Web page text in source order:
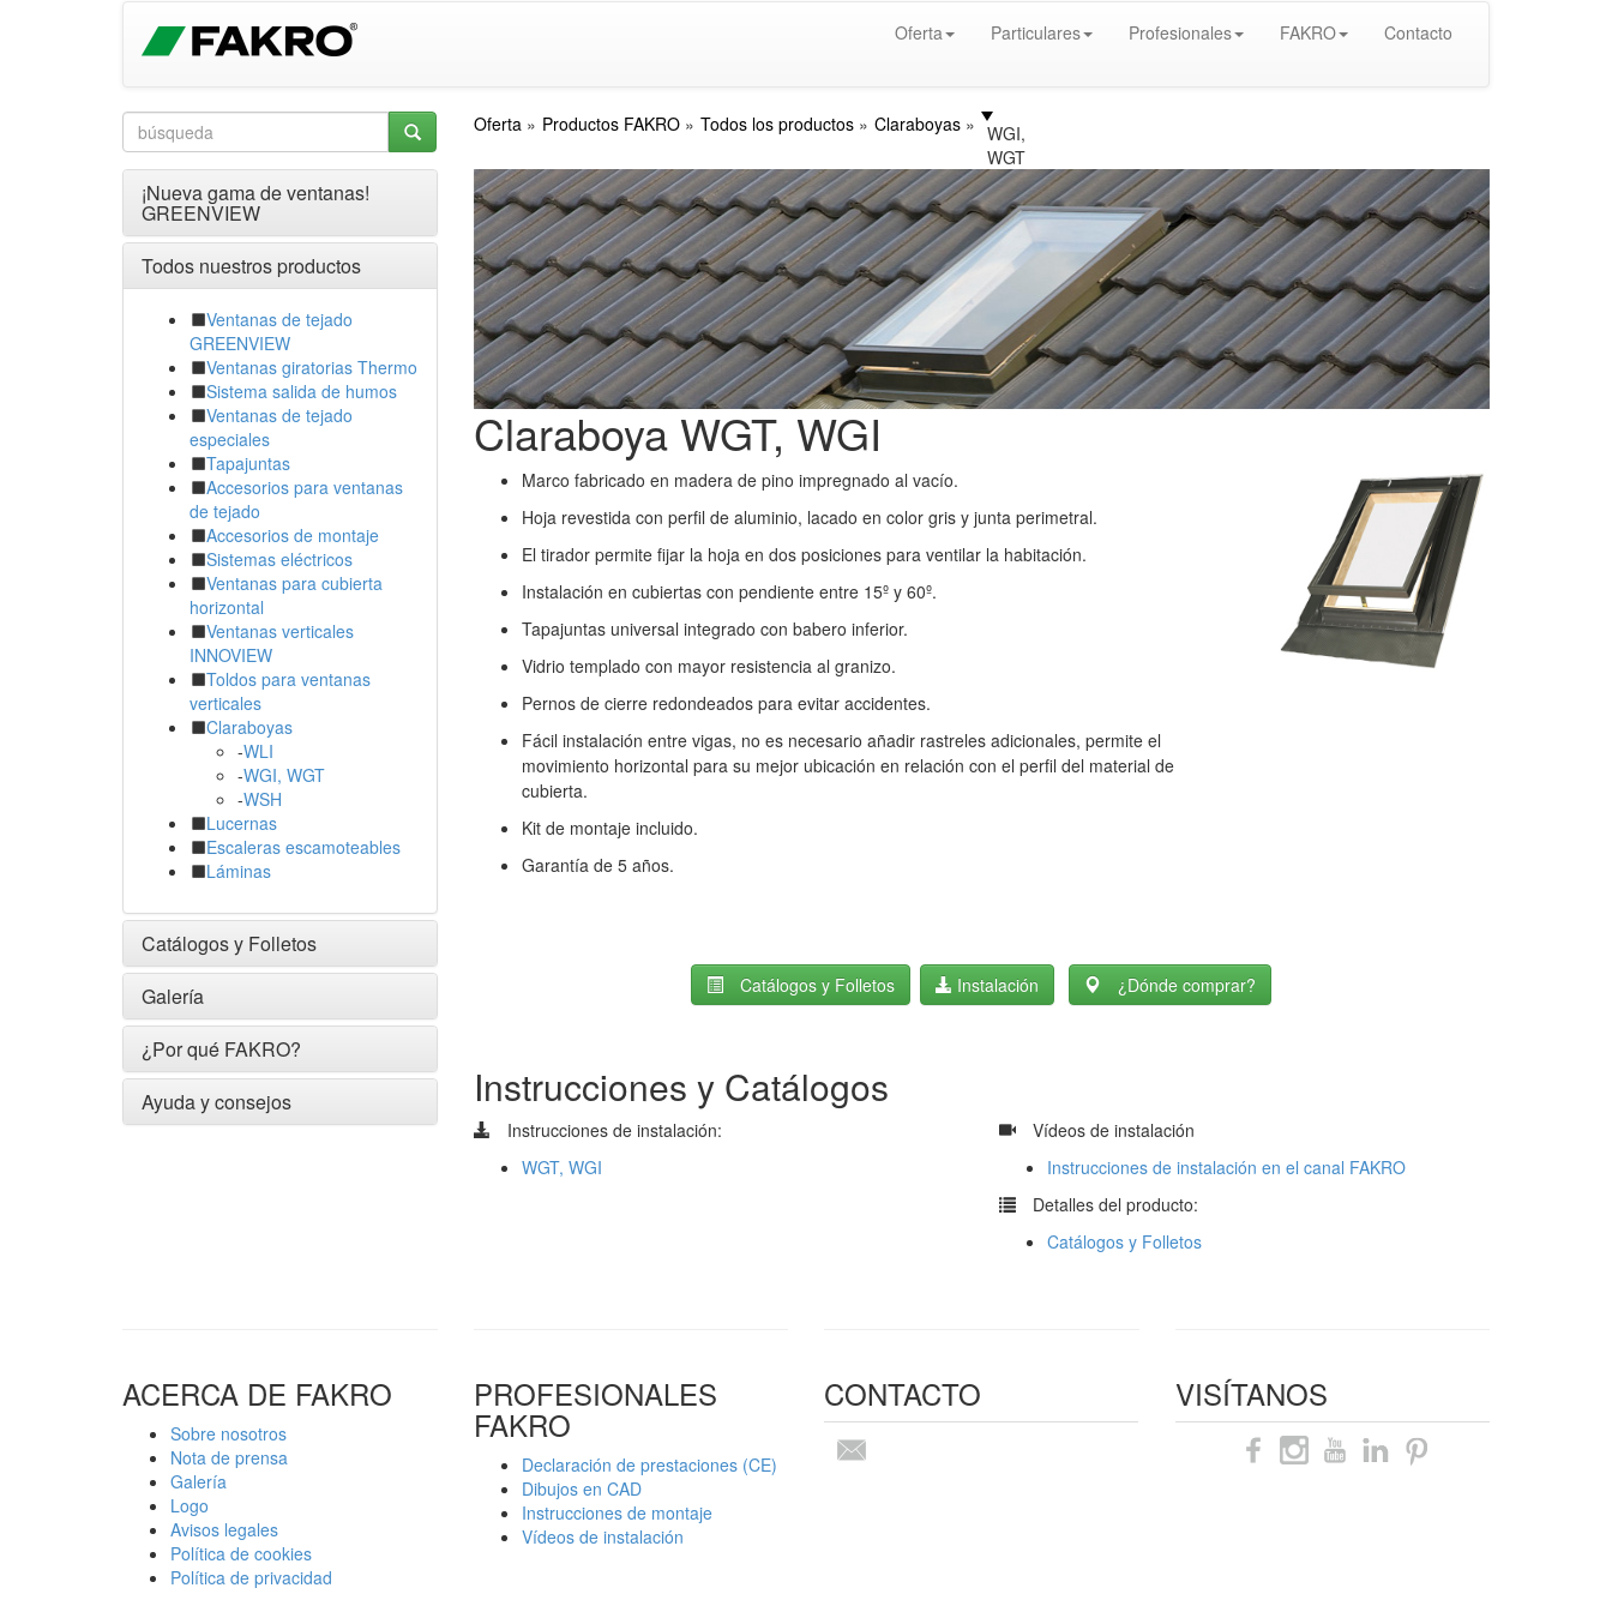
Oferta Particulares Profesionales FAKRO Contacto
Oferta Productos FAKRO Todos los productos Claraboyas
WGI,
WGT
¡Nueva gama de ventanas!
GREENVIEW
Todos nuestros productos
Ventanas de tejado
GREENVIEW
Ventanas giratorias Thermo
Sistema salida de humos
Ventanas de tejado
especiales
Tapajuntas
Accesorios para ventanas
de tejado
Accesorios de montaje
Sistemas eléctricos
Ventanas para cubierta
horizontal
Ventanas verticales
INNOVIEW
Toldos para ventanas
verticales
Claraboyas
-WLI
-WGI, WGT
-WSH
Lucernas
Escaleras escamoteables
Láminas
Catálogos y Folletos
Galería
¿Por qué FAKRO?
Ayuda y consejos
Claraboya WGT, WGI
Marco fabricado en madera de pino impregnado al vacío.
Hoja revestida con perfil de aluminio, lacado en color gris y junta perimetral.
El tirador permite fijar la hoja en dos posiciones para ventilar la habitación.
Instalación en cubiertas con pendiente entre 15º y 60º.
Tapajuntas universal integrado con babero inferior.
Vidrio templado con mayor resistencia al granizo.
Pernos de cierre redondeados para evitar accidentes.
Fácil instalación entre vigas, no es necesario añadir rastreles adicionales, permite el
movimiento horizontal para su mejor ubicación en relación con el perfil del material de
cubierta.
Kit de montaje incluido.
Garantía de 5 años.
Catálogos y Folletos Instalación ¿Dónde comprar?
Instrucciones y Catálogos
Instrucciones de instalación:
WGT, WGI
​Vídeos de instalación
Instrucciones de instalación en el canal FAKRO
Detalles del producto:
Catálogos y Folletos
ACERCA DE FAKRO
Sobre nosotros
Nota de prensa
Galería
Logo
Avisos legales
Política de cookies
Política de privacidad
PROFESIONALES
FAKRO
Declaración de prestaciones (CE)
Dibujos en CAD
Instrucciones de montaje
Vídeos de instalación
CONTACTO VISÍTANOS